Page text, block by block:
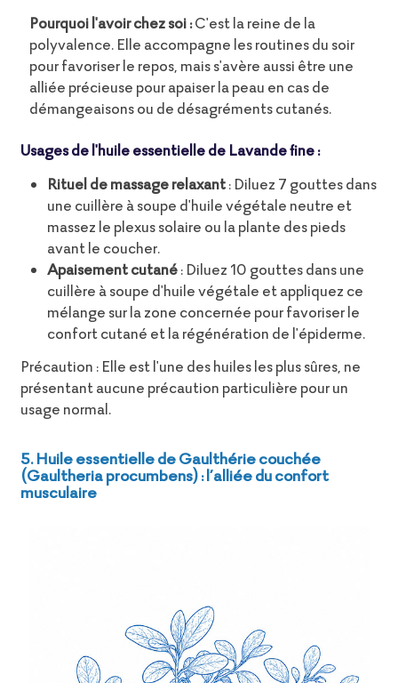
Pourquoi l'avoir chez soi :C'est la reine de la
polyvalence. Elle accompagne les routines du soir
pour favoriser le repos, mais s'avère aussi être une
alliée précieuse pour apaiser la peau en cas de
démangeaisons ou de désagréments cutanés.
Usages de l'huile essentielle de Lavande fine :
Rituel de massage relaxant: Diluez 7 gouttes dans
une cuillère à soupe d'huile végétale neutre et
massez le plexus solaire ou la plante des pieds
avant le coucher.
Apaisement cutané: Diluez 10 gouttes dans une
cuillère à soupe d'huile végétale et appliquez ce
mélange sur la zone concernée pour favoriser le
confort cutané et la régénération de l'épiderme.
Précaution : Elle est l'une des huiles les plus sûres, ne
présentant aucune précaution particulière pour un
usage normal.
5. Huile essentielle de Gaulthérie couchée
(Gaultheria procumbens) : l’alliée du confort
musculaire